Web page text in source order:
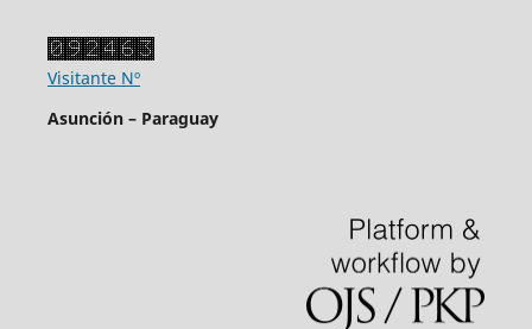
Visitante Nº
Asunción – Paraguay